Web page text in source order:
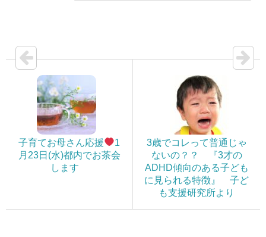
子育てお母さん応援
1
月23日(水)都内でお茶会
します
3歳でコレって普通じゃ
ないの？？ 『3才の
ADHD傾向のある子ども
に見られる特徴』 子ど
も支援研究所より